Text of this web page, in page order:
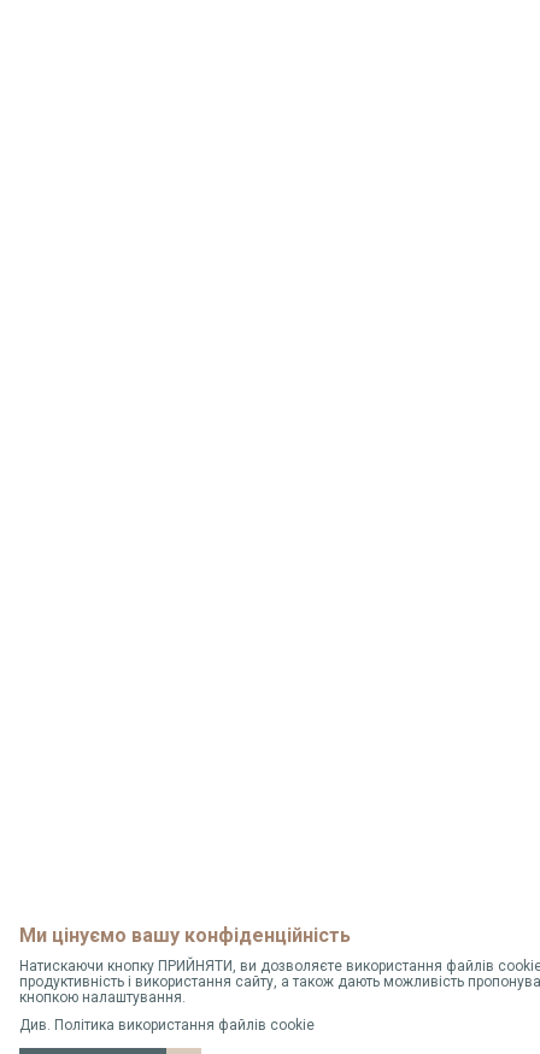
Ми цінуємо вашу конфіденційність
Натискаючи кнопку ПРИЙНЯТИ, ви дозволяєте використання файлів
продуктивність і використання сайту, а також дають можливість
кнопкою налаштування.
Див. Політика використання файлів cookie